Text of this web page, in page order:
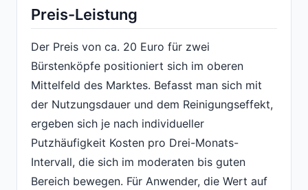
Preis-Leistung
Der Preis von ca. 20 Euro für zwei
Bürstenköpfe positioniert sich im oberen
Mittelfeld des Marktes. Befasst man sich mit
der Nutzungsdauer und dem Reinigungseffekt,
ergeben sich je nach individueller
Putzhäufigkeit Kosten pro Drei-Monats-
Intervall, die sich im moderaten bis guten
Bereich bewegen. Für Anwender, die Wert auf